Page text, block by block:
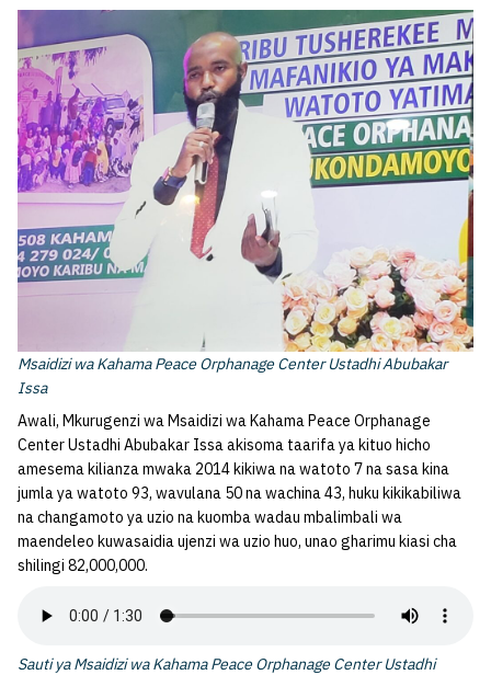
Msaidizi wa Kahama Peace Orphanage Center Ustadhi Abubakar
Issa
Awali, Mkurugenzi wa Msaidizi wa Kahama Peace Orphanage
Center Ustadhi Abubakar Issa akisoma taarifa ya kituo hicho
amesema kilianza mwaka 2014 kikiwa na watoto 7 na sasa kina
jumla ya watoto 93, wavulana 50 na wachina 43, huku kikikabiliwa
na changamoto ya uzio na kuomba wadau mbalimbali wa
maendeleo kuwasaidia ujenzi wa uzio huo, unao gharimu kiasi cha
shilingi 82,000,000.
Sauti ya Msaidizi wa Kahama Peace Orphanage Center Ustadhi